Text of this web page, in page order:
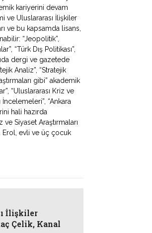
kariyerini devam
ve Uluslararası İlişkiler
ve bu kapsamda lisans,
“Jeopolitik”,
“Türk Dış Politikası”,
dergi ve gazetede
Analiz”, “Stratejik
gibi” akademik
“Uluslararası Kriz ve
İncelemeleri”, “Ankara
hali hazırda
Siyaset Araştırmaları
Erol, evli ve üç çocuk
İlişkiler
Çelik, Kanal